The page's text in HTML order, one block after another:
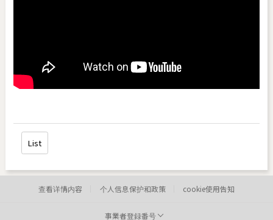
List
查看详情内容 个人信息保护和政策 cookie使用告知
事業者登録番号